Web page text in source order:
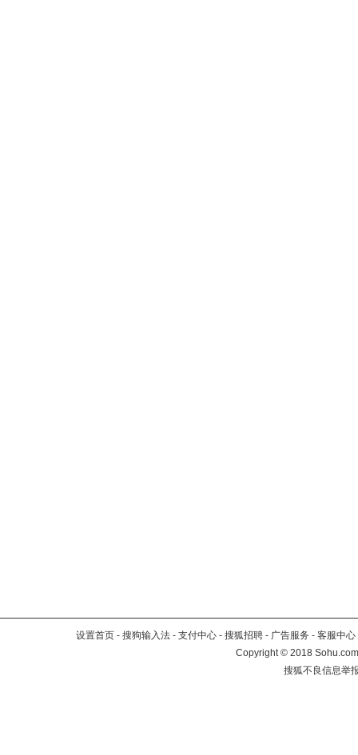
设置首页 - 搜狗输入法 - 支付中心 - 搜狐招聘 - 广告服务 - 客服中心
Copyright©2018
搜狐不良信息举